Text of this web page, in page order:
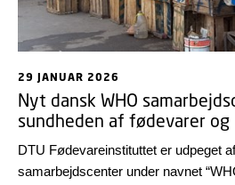
29 JANUAR 2026
Nyt dansk WHO
sundheden af fødevarer
DTU Fødevareinstituttet er udpeget
samarbejdscenter under navnet